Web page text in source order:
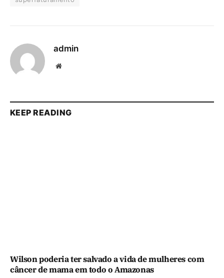
admin
Website
KEEP READING
Wilson poderia ter salvado a vida de mulheres com
câncer de mama em todo o Amazonas